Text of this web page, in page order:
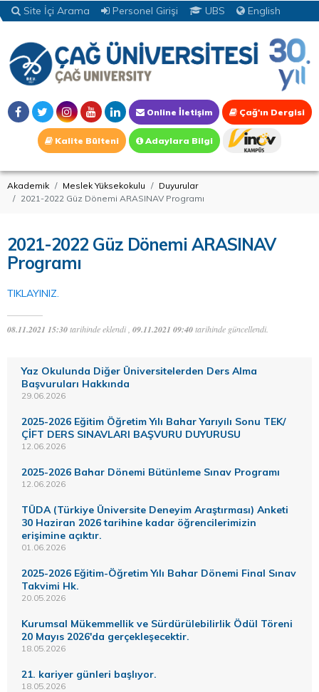
Site İçi Arama Personel Girişi UBS English
Online İletişim Çağ'ın Dergisi
Kalite Bülteni Adaylara Bilgi
Akademik Meslek Yüksekokulu
Duyurular
2021-2022 Güz Dönemi ARASINAV Programı
2021-2022 Güz Dönemi ARASINAV
Programı
TIKLAYINIZ.
08.11.2021 15:30tarihinde eklendi , 09.11.2021 09:40tarihinde güncellendi.
Yaz Okulunda Diğer Üniversitelerden Ders Alma
Başvuruları Hakkında
29.06.2026
2025-2026 Eğitim Öğretim Yılı Bahar Yarıyılı Sonu TEK/
ÇİFT DERS SINAVLARI BAŞVURU DUYURUSU
12.06.2026
2025-2026 Bahar Dönemi Bütünleme Sınav Programı
12.06.2026
TÜDA (Türkiye Üniversite Deneyim Araştırması) Anketi
30 Haziran 2026 tarihine kadar öğrencilerimizin
erişimine açıktır.
01.06.2026
2025-2026 Eğitim-Öğretim Yılı Bahar Dönemi Final Sınav
Takvimi Hk.
20.05.2026
Kurumsal Mükemmellik ve Sürdürülebilirlik Ödül Töreni
20 Mayıs 2026'da gerçekleşecektir.
18.05.2026
21. kariyer günleri başlıyor.
18.05.2026